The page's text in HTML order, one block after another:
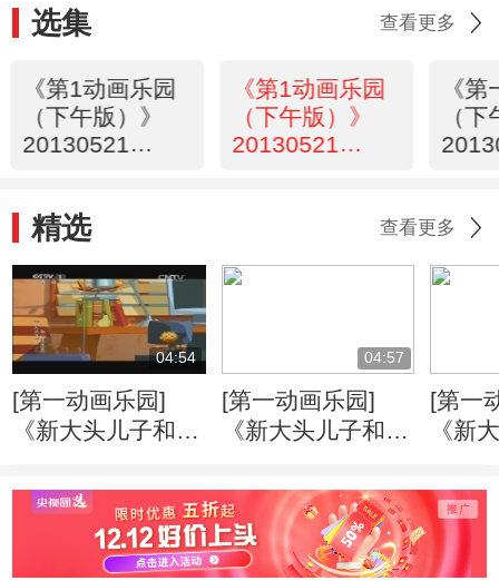
选集 查看更多
《第1动画乐园
（下午版）》
20130521
《第1动画乐园
（下午版）》
20130521
《
（
精选 查看更多
04:54
[第一动画乐园]
《新大头儿子和小
季） 梨子争夺战
04:57
[第一动画乐园]
《新大头儿子和小
季） 有条理的一
家子
[第一
《新
季）
行家